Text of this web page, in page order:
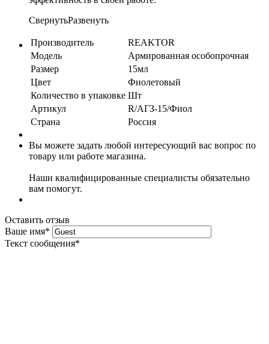
СвернутьРазвенуть
Производитель
REAKTOR
Модель
Армированная особопрочная
Размер
15мл
Цвет
Фиолетовый
Количество в упаковке Шт
Артикул
R/АГЗ-15/Фиол
Страна
Россия
Вы можете задать любой интересующий вас вопрос по
товару или работе магазина.
Наши квалифицированные специалисты обязательно
вам помогут.
Оставить отзыв
Ваше имя*
Текст сообщения*